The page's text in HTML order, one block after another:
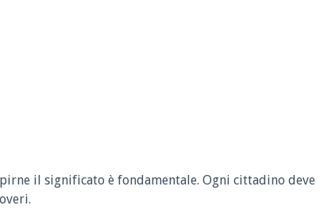
il significato è fondamentale. Ogni cittadino deve